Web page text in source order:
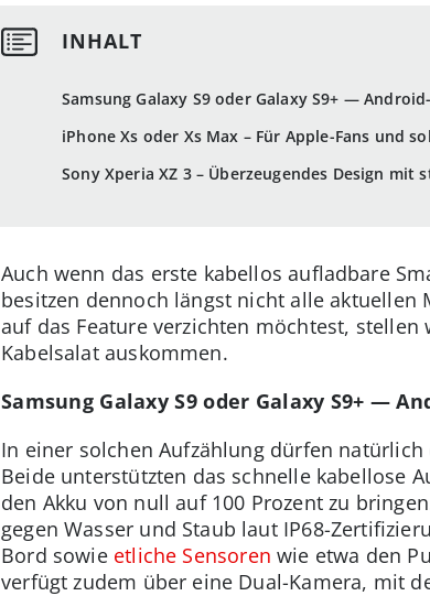
Samsung Galaxy S9 oder Galaxy S9+ —
iPhone Xs oder Xs Max – Für Apple-Fans und
Sony Xperia XZ 3 – Überzeugendes Design mit
Auch wenn das erste kabellos aufladbare
besitzen dennoch längst nicht alle aktuellen
auf das Feature verzichten möchtest,
Kabelsalat auskommen.
Samsung Galaxy S9 oder Galaxy S9+ —
In einer solchen Aufzählung dürfen
Beide unterstützten das schnelle kabellose
den Akku von null auf 100 Prozent zu
gegen Wasser und Staub laut IP68-
Bord sowie etliche Sensoren wie etwa den
verfügt zudem über eine Dual-Kamera, mit